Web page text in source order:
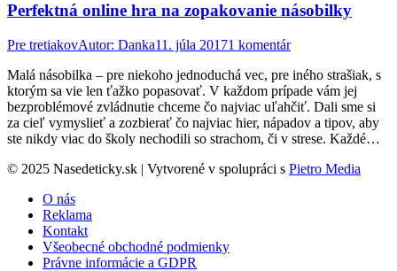
Perfektná online hra na zopakovanie násobilky
Pre tretiakovAutor: Danka11. júla 20171 komentár
Malá násobilka – pre niekoho jednoduchá vec, pre iného strašiak, s
ktorým sa vie len ťažko popasovať. V každom prípade vám jej
bezproblémové zvládnutie chceme čo najviac uľahčiť. Dali sme si
za cieľ vymyslieť a zozbierať čo najviac hier, nápadov a tipov, aby
ste nikdy viac do školy nechodili so strachom, či v strese. Každé…
© 2025 Nasedeticky.sk | Vytvorené v spolupráci s Pietro Media
O nás
Reklama
Kontakt
Všeobecné obchodné podmienky
Právne informácie a GDPR